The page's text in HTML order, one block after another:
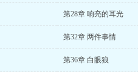
第28章 响亮的耳光
第32章 两件事情
第36章 白眼狼